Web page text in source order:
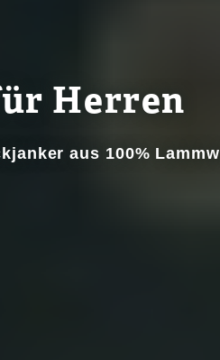
Herren
aus 100%